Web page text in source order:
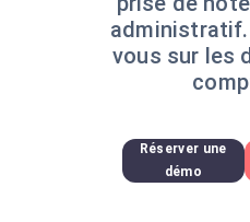
vous sur les
Réserver une
démo